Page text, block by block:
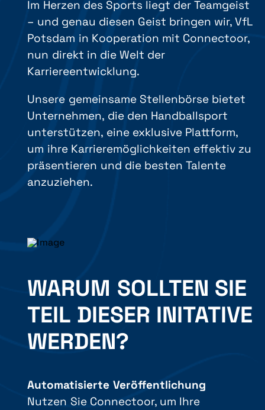
Im Herzen des Sports liegt der Teamgeist
– und genau diesen Geist bringen wir, VfL
Potsdam in Kooperation mit Connectoor,
nun direkt in die Welt der
Karriereentwicklung.
Unsere gemeinsame Stellenbörse bietet
Unternehmen, die den Handballsport
unterstützen, eine exklusive Plattform,
um ihre Karrieremöglichkeiten effektiv zu
präsentieren und die besten Talente
anzuziehen.
WARUM SOLLTEN SIE
TEIL DIESER INITATIVE
WERDEN?
Automatisierte Veröffentlichung
Nutzen Sie Connectoor, um Ihre